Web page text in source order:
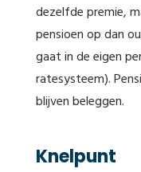
dezelfde premie,
pensioen op dan
gaat in de eigen
ratesysteem).
blijven beleggen.
Knelpunt